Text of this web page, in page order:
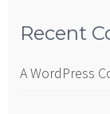
Recent
A WordPress